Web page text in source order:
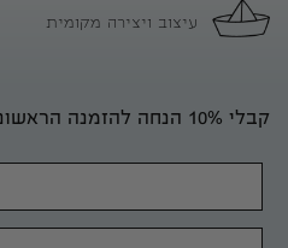
עיצוב ויצירה מקומית
קבלי 10% הנחה להזמנה הראשונה בהרשמה לניוזלטר שלנו(: